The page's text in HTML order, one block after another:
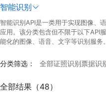
智能识别
智能识别API是一类用于实现图像、
应用。该分类包含但不限于以下API
能化的图像、语音、文字等识别服务。
分类筛选： 全部证照识别票据识
全部结果（48）